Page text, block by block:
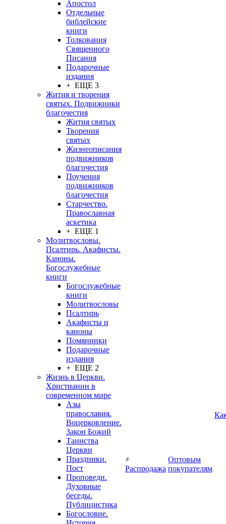
Апостол
Отдельные
библейские
книги
Толкования
Священного
Писания
Подарочные
издания
+ ЕЩЕ 3
Жития и творения
святых. Подвижники
благочестия
Жития святых
Творения
святых
Жизнеописания
подвижников
благочестия
Поучения
подвижников
благочестия
Старчество.
Православная
аскетика
+ ЕЩЕ 1
Молитвословы.
Псалтирь. Акафисты.
Каноны.
Богослужебные
книги
Богослужебные
книги
Молитвословы
Псалтирь
Акафисты и
каноны
Помянники
Подарочные
издания
+ ЕЩЕ 2
Жизнь в Церкви.
Христианин в
современном мире
Азы
православия.
Воцерковление.
Закон Божий
Таинства
Церкви
Праздники.
Пост
Проповеди.
Духовные
беседы.
Публицистика
Богословие.
Распродажа
Оптовым
покупателям